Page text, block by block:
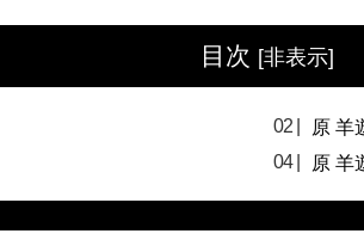
目次 [非表示]
原 羊
原 羊